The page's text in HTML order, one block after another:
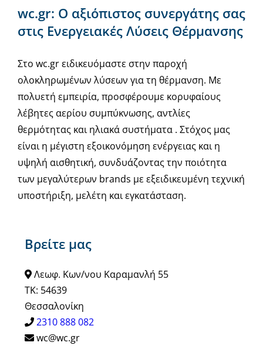
Βρείτε μας
Λεωφ. Κων/νου Καραμανλή 55
ΤΚ: 54639
Θεσσαλονίκη
2310 888 082
wc@wc.gr
wc.gr: Ο αξιόπιστος συνεργάτης σας
στις Ενεργειακές Λύσεις Θέρμανσης
Στο wc.gr ειδικευόμαστε στην παροχή
ολοκληρωμένων λύσεων για τη θέρμανση. Με
πολυετή εμπειρία, προσφέρουμε κορυφαίους
λέβητες αερίου συμπύκνωσης, αντλίες
θερμότητας και ηλιακά συστήματα . Στόχος μας
είναι η μέγιστη εξοικονόμηση ενέργειας και η
υψηλή αισθητική, συνδυάζοντας την ποιότητα
των μεγαλύτερων brands με εξειδικευμένη τεχνική
υποστήριξη, μελέτη και εγκατάσταση.